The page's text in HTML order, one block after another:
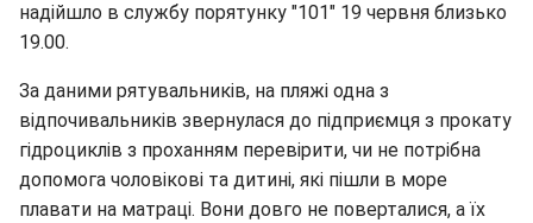
надійшло в службу порятунку "101" 19 червня близько
19.00.
За даними рятувальників, на пляжі одна з
відпочивальників звернулася до підприємця з прокату
гідроциклів з проханням перевірити, чи не потрібна
допомога чоловікові та дитині, які пішли в море
плавати на матраці. Вони довго не поверталися, а їх